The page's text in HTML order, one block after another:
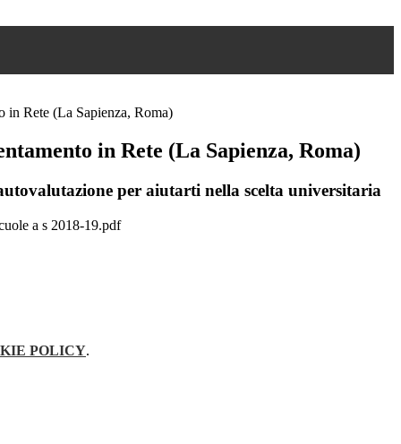
in Rete (La Sapienza, Roma)
in Rete (La Sapienza, Roma)
per aiutarti nella scelta universitaria
a s 2018-19.pdf
POLICY.